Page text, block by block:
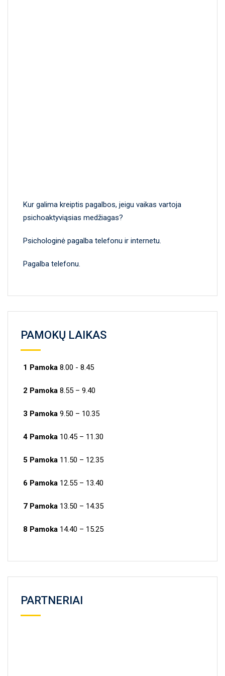
Kur galima kreiptis pagalbos, jeigu vaikas vartoja
psichoaktyviąsias medžiagas?
Psichologinė pagalba telefonu ir internetu.
Pagalba telefonu.
PAMOKŲ LAIKAS
1 Pamoka 8.00 - 8.45
2 Pamoka 8.55 – 9.40
3 Pamoka 9.50 – 10.35
4 Pamoka 10.45 – 11.30
5 Pamoka 11.50 – 12.35
6 Pamoka 12.55 – 13.40
7 Pamoka 13.50 – 14.35
8 Pamoka 14.40 – 15.25
PARTNERIAI